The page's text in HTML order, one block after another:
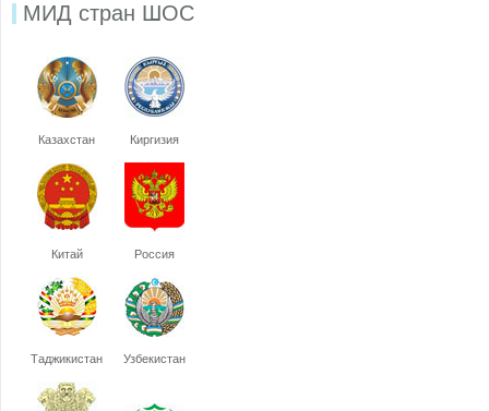
МИД стран ШОС
Казахстан Киргизия
Китай Россия
Таджикистан Узбекистан